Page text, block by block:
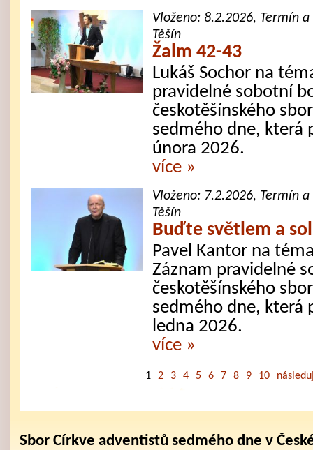
Vloženo: 8.2.2026, Termín
Těšín
Žalm 42-43
Lukáš Sochor na
pravidelné sobotní
českotěšínského
sedmého dne, která
února 2026.
více »
Vloženo: 7.2.2026, Termín
Těšín
Buďte světlem a
Pavel Kantor na
Záznam pravidelné
českotěšínského
sedmého dne, která
ledna 2026.
více »
1 2 3 4 5 6 7 8 9 10
Sbor Církve adventistů sedmého dne v